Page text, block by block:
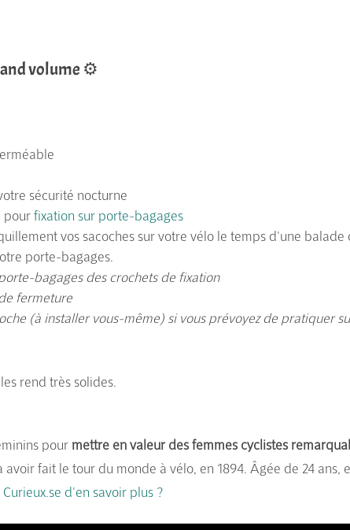
volume ⚙️
sécurité nocturne
pourfixation sur porte-bagages
vos sacoches sur votre vélo le temps d'une balade
porte-bagages.
bagages des crochets de fixation
fermeture
(à installer vous-même) si vous prévoyez de pratiquer
rend très solides.
pour mettre en valeur des femmes cyclistes
fait le tour du monde à vélo, en 1894. Âgée de 24 ans,
Curieux.se d'en savoir plus ?